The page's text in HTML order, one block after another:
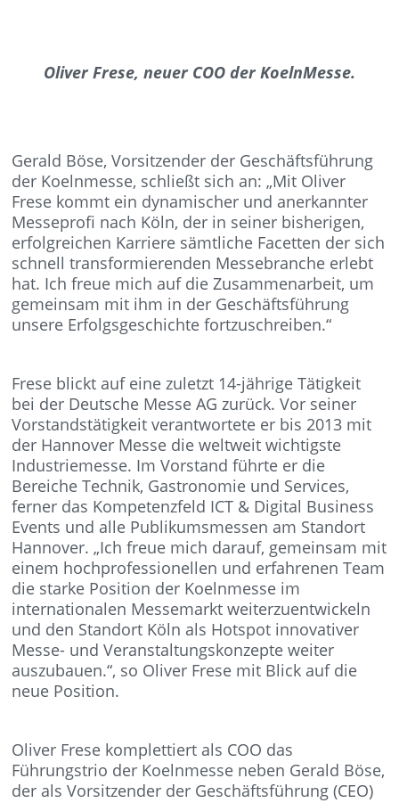
Oliver Frese, neuer COO der KoelnMesse.
Gerald Böse, Vorsitzender der Geschäftsführung
der Koelnmesse, schließt sich an: „Mit Oliver
Frese kommt ein dynamischer und anerkannter
Messeprofi nach Köln, der in seiner bisherigen,
erfolgreichen Karriere sämtliche Facetten der sich
schnell transformierenden Messebranche erlebt
hat. Ich freue mich auf die Zusammenarbeit, um
gemeinsam mit ihm in der Geschäftsführung
unsere Erfolgsgeschichte fortzuschreiben.“
Frese blickt auf eine zuletzt 14-jährige Tätigkeit
bei der Deutsche Messe AG zurück. Vor seiner
Vorstandstätigkeit verantwortete er bis 2013 mit
der Hannover Messe die weltweit wichtigste
Industriemesse. Im Vorstand führte er die
Bereiche Technik, Gastronomie und Services,
ferner das Kompetenzfeld ICT & Digital Business
Events und alle Publikumsmessen am Standort
Hannover. „Ich freue mich darauf, gemeinsam mit
einem hochprofessionellen und erfahrenen Team
die starke Position der Koelnmesse im
internationalen Messemarkt weiterzuentwickeln
und den Standort Köln als Hotspot innovativer
Messe- und Veranstaltungskonzepte weiter
auszubauen.“, so Oliver Frese mit Blick auf die
neue Position.
Oliver Frese komplettiert als COO das
Führungstrio der Koelnmesse neben Gerald Böse,
der als Vorsitzender der Geschäftsführung (CEO)